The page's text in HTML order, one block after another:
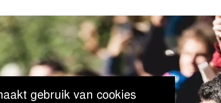
gebruik van cookies